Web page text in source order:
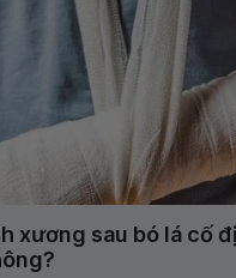
xương sau bó lá cố